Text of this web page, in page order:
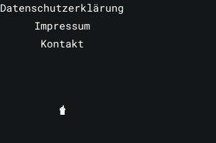
Datenschutzerklärung
Impressum
Kontakt
🧋